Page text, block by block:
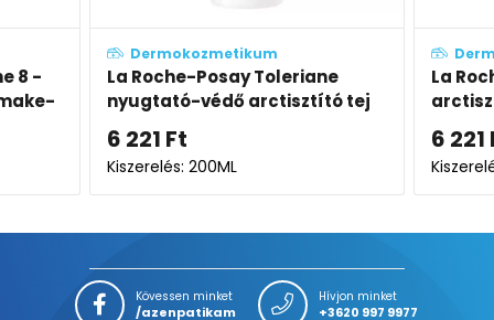
-
Dermokozmetikum
La Roche-Posay Toleriane
nyugtató-védő arctisztító tej
6 221Ft
Kiszerelés: 200ML
La
6 221
Kövessen minket
/azenpatikam
Hívjon minket
+3620 997 9977